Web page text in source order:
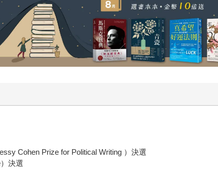
Cohen Prize for Political Writing ）決選
決選